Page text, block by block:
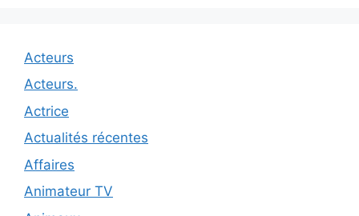
Acteurs
Acteurs.
Actrice
Actualités récentes
Affaires
Animateur TV